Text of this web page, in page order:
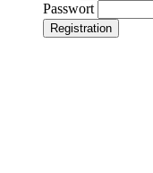
Passwort
Registration